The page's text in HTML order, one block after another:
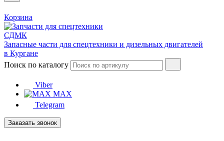
Корзина
Запасные части для спецтехники и дизельных двигателей
в Кургане
Поиск по каталогу
Viber
MAX
Telegram
Заказать звонок